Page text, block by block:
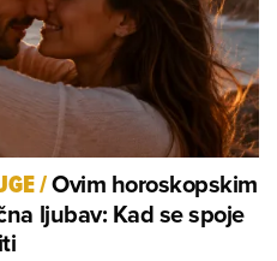
/Ovim horoskopskim
ljubav: Kad se spoje